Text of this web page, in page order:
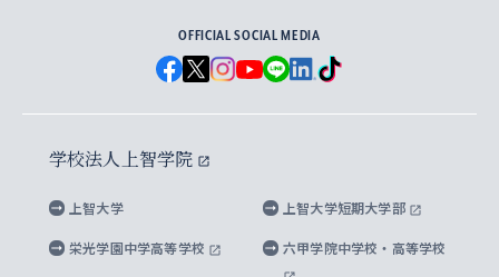
経済学研究科
グローバル・スタディーズ研究科
メディア・ジャーナリズム研究所
水稀少社会研究センター
先進機械・構造材料イノベーションセンター
国による高等教育の修学支援新制度
大学院生対象の奨学金
海外留学する際の費用と奨学金
父母・保証人とのネットワーク
学外とのネットワーク
上智大学大学案内・大学院案内
英文広報誌 SOPHIA magazine
上智大学のビジュアル・アイデンティティ
上智大学ビジュアル・アイデンティティ
上智大学校歌 ・上智大学学生歌
上智大学への取材・キャンパスでの撮影について
上智大学の公開情報
上智大学の教育研究活動等の情報公表
キャンパス案内
OFFICIAL SOCIAL MEDIA
学校法人上智学院
上智大学 上智大学短期大学部
栄光学園中学高等学校 六甲学院中学校・高等学校